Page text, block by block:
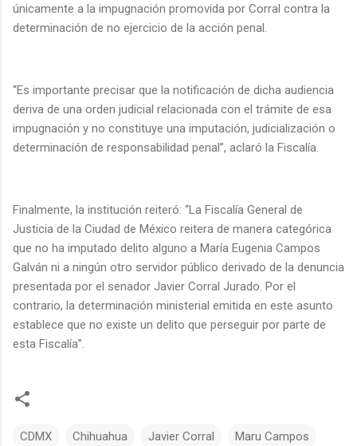
únicamente a la impugnación promovida por Corral contra la
determinación de no ejercicio de la acción penal.
“Es importante precisar que la notificación de dicha audiencia
deriva de una orden judicial relacionada con el trámite de esa
impugnación y no constituye una imputación, judicialización o
determinación de responsabilidad penal”, aclaró la Fiscalía.
Finalmente, la institución reiteró: “La Fiscalía General de
Justicia de la Ciudad de México reitera de manera categórica
que no ha imputado delito alguno a María Eugenia Campos
Galván ni a ningún otro servidor público derivado de la denuncia
presentada por el senador Javier Corral Jurado. Por el
contrario, la determinación ministerial emitida en este asunto
establece que no existe un delito que perseguir por parte de
esta Fiscalía”.
CDMX Chihuahua Javier Corral Maru Campos